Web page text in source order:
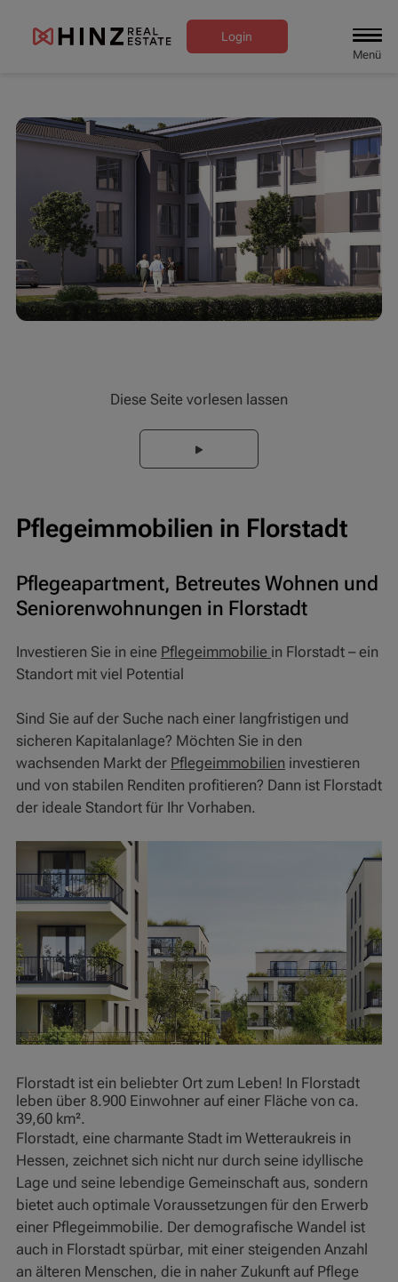
Login
Diese Seite vorlesen lassen
Pflegeimmobilien in Florstadt
Pflegeapartment, Betreutes Wohnen und
Seniorenwohnungen in Florstadt
Investieren Sie in eine Pflegeimmobilie in Florstadt – ein
Standort mit viel Potential
Sind Sie auf der Suche nach einer langfristigen und
sicheren Kapitalanlage? Möchten Sie in den
wachsenden Markt der Pflegeimmobilien investieren
und von stabilen Renditen profitieren? Dann ist Florstadt
der ideale Standort für Ihr Vorhaben.
Florstadt ist ein beliebter Ort zum Leben! In Florstadt
leben über 8.900 Einwohner auf einer Fläche von ca.
39,60 km².
Florstadt, eine charmante Stadt im Wetteraukreis in
Hessen, zeichnet sich nicht nur durch seine idyllische
Lage und seine lebendige Gemeinschaft aus, sondern
bietet auch optimale Voraussetzungen für den Erwerb
einer Pflegeimmobilie. Der demografische Wandel ist
auch in Florstadt spürbar, mit einer steigenden Anzahl
an älteren Menschen, die in naher Zukunft auf Pflege